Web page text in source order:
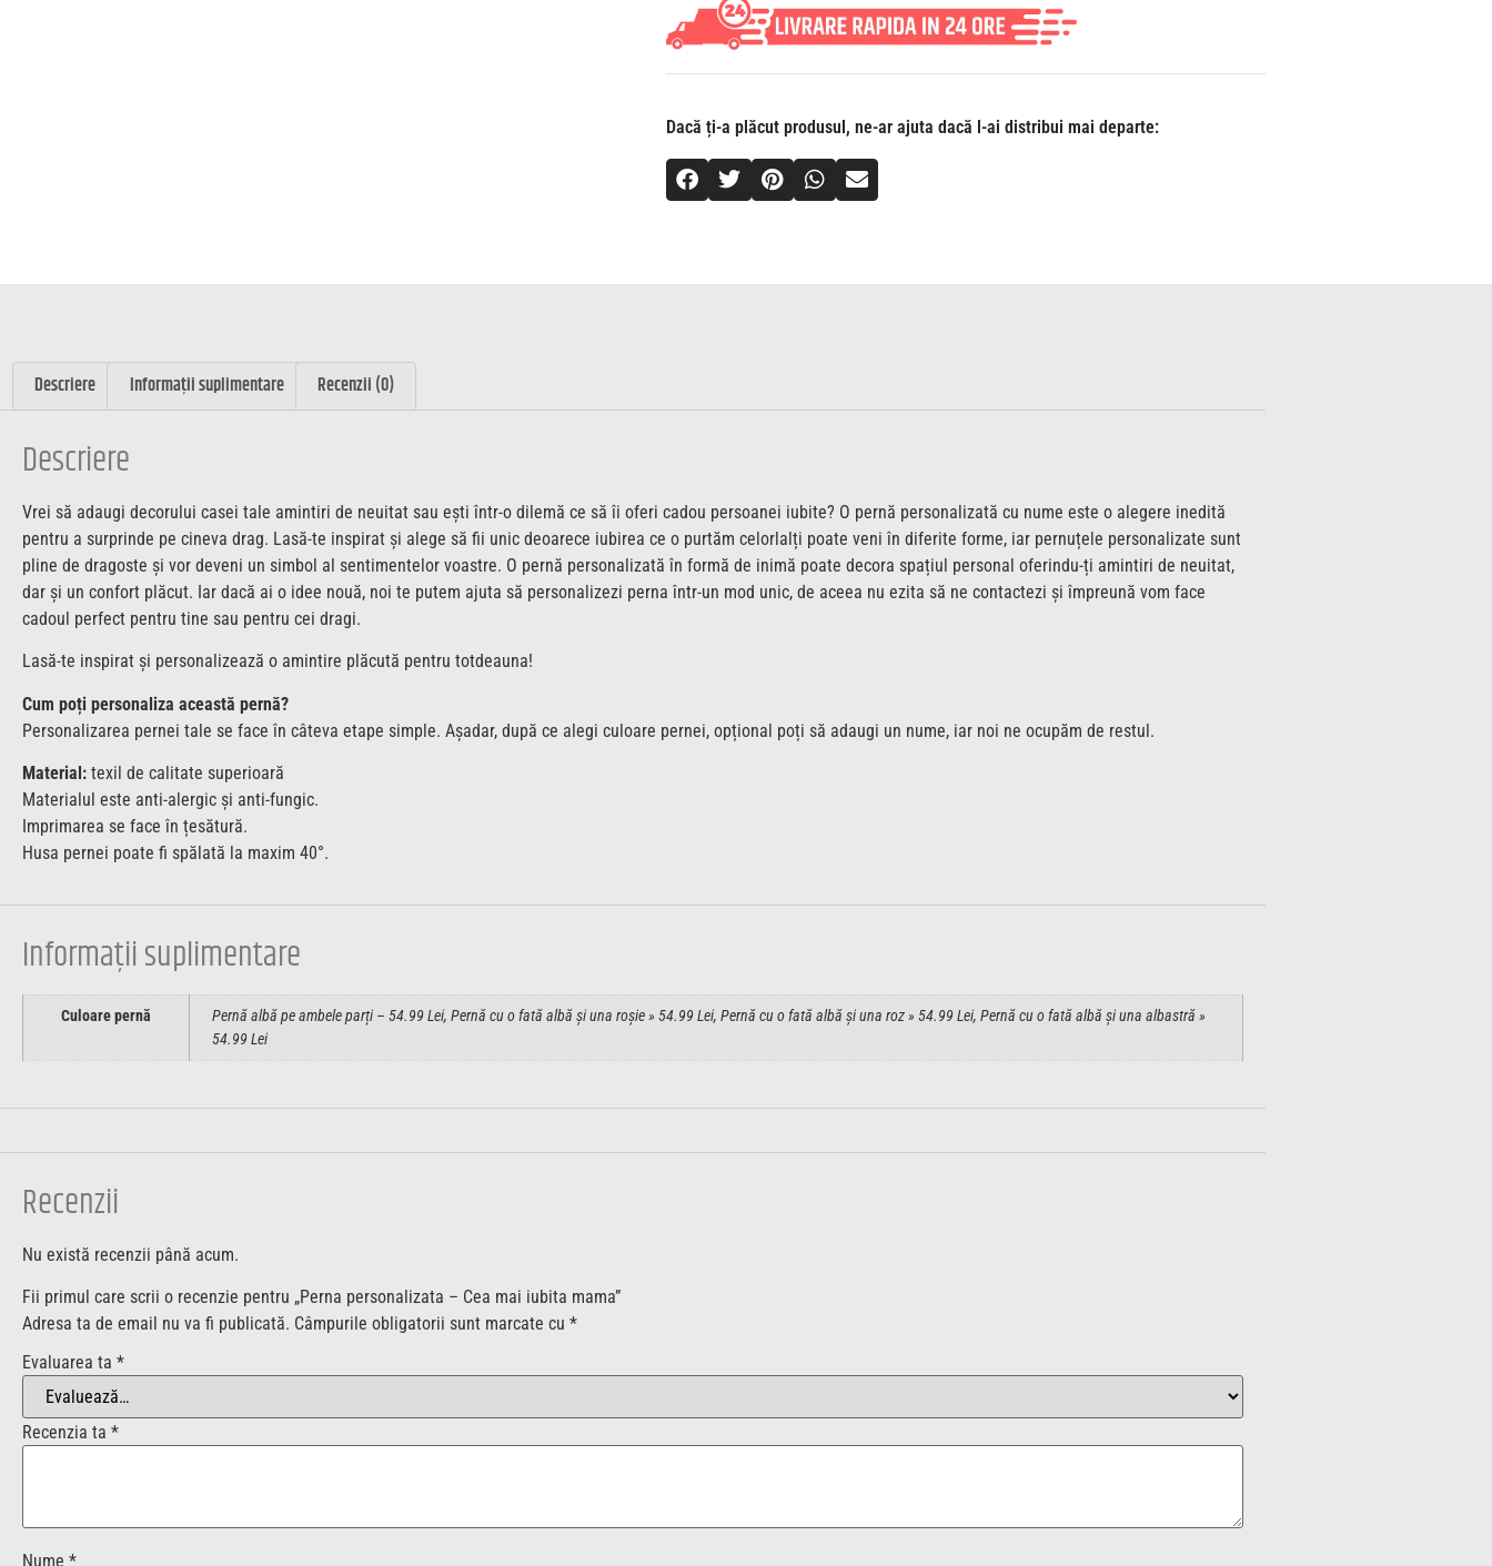
Dacă ți-a plăcut produsul, ne-ar ajuta dacă l-ai distribui mai departe:
Descriere Informații suplimentare Recenzii (0)
Descriere
Vrei să adaugi decorului casei tale amintiri de neuitat sau ești într-o dilemă ce să îi oferi cadou persoanei iubite? O pernă personalizată cu nume este o alegere inedită
pentru a surprinde pe cineva drag. Lasă-te inspirat și alege să fii unic deoarece iubirea ce o purtăm celorlalți poate veni în diferite forme, iar pernuțele personalizate sunt
pline de dragoste și vor deveni un simbol al sentimentelor voastre. O pernă personalizată în formă de inimă poate decora spațiul personal oferindu-ți amintiri de neuitat,
dar și un confort plăcut. Iar dacă ai o idee nouă, noi te putem ajuta să personalizezi perna într-un mod unic, de aceea nu ezita să ne contactezi și împreună vom face
cadoul perfect pentru tine sau pentru cei dragi.
Lasă-te inspirat și personalizează o amintire plăcută pentru totdeauna!
Cum poți personaliza această pernă?
Personalizarea pernei tale se face în câteva etape simple. Așadar, după ce alegi culoare pernei, opțional poți să adaugi un nume, iar noi ne ocupăm de restul.
Material: texil de calitate superioară
Materialul este anti-alergic și anti-fungic.
Imprimarea se face în țesătură.
Husa pernei poate fi spălată la maxim 40°.
Informații suplimentare
Culoare pernă
Pernă albă pe ambele parți – 54.99 Lei, Pernă cu o fată albă și una roșie » 54.99 Lei, Pernă cu o fată albă și una roz » 54.99 Lei, Pernă cu o fată albă și una albastră »
54.99 Lei
Recenzii
Nu există recenzii până acum.
Fii primul care scrii o recenzie pentru „Perna personalizata – Cea mai iubita mama”
Adresa ta de email nu va fi publicată. Câmpurile obligatorii sunt marcate cu *
Evaluarea ta *
Recenzia ta *
Nume *